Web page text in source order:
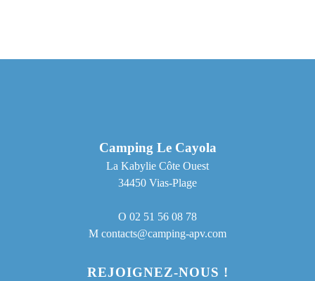
Camping Le Cayola
La Kabylie Côte Ouest
34450 Vias-Plage
02 51 56 08 78
contacts@camping-apv.com
REJOIGNEZ-NOUS !